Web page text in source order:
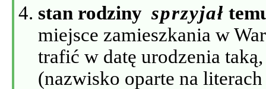
stan rodziny sprzyjał
miejsce zamieszkania w
trafić w datę urodzenia
(nazwisko oparte na